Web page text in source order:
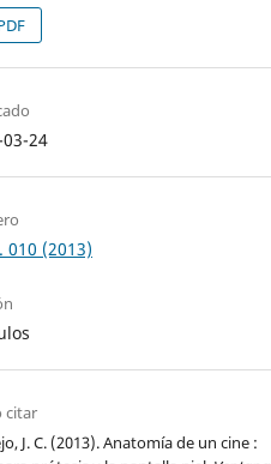
24
010 (2013)
citar
J. C. (2013). Anatomía de un cine :